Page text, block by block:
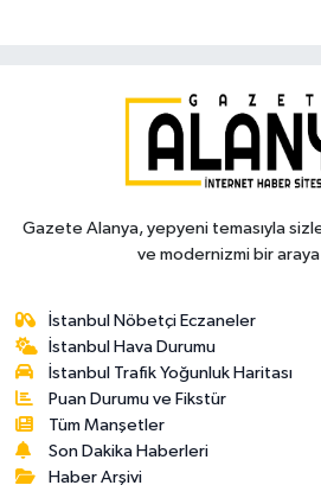
Gazete Alanya, yepyeni temasıyla
ve modernizmi bir
İstanbul Nöbetçi Eczaneler
İstanbul Hava Durumu
İstanbul Trafik Yoğunluk Haritası
Puan Durumu ve Fikstür
Tüm Manşetler
Son Dakika Haberleri
Haber Arşivi